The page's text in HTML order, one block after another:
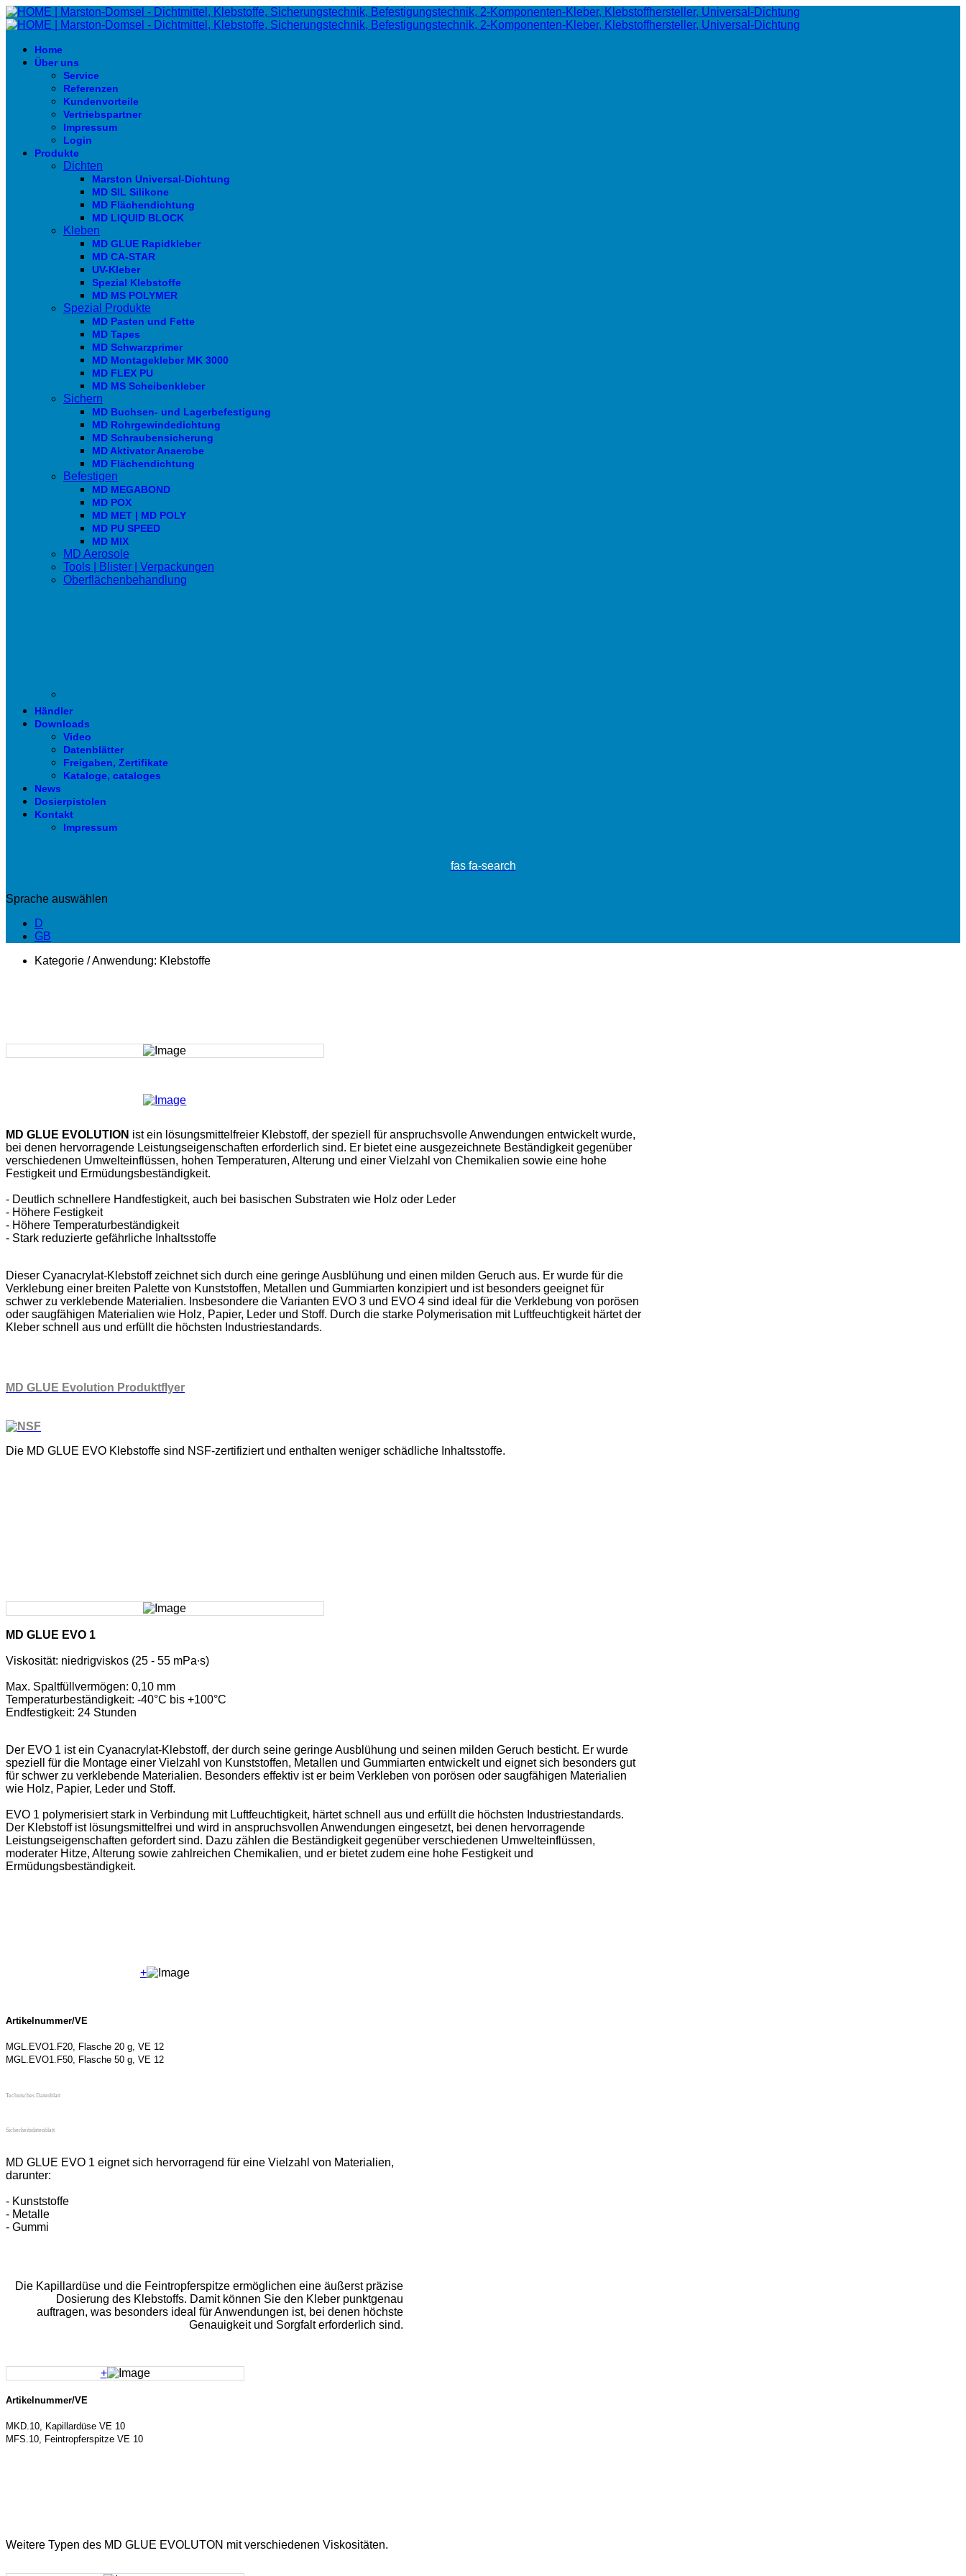
Home
Über uns
Service
Referenzen
Kundenvorteile
Vertriebspartner
Impressum
Login
Produkte
Dichten
Marston Universal-Dichtung
MD SIL Silikone
MD Flächendichtung
MD LIQUID BLOCK
Kleben
MD GLUE Rapidkleber
MD CA-STAR
UV-Kleber
Spezial Klebstoffe
MD MS POLYMER
Spezial Produkte
MD Pasten und Fette
MD Tapes
MD Schwarzprimer
MD Montagekleber MK 3000
MD FLEX PU
MD MS Scheibenkleber
Sichern
MD Buchsen- und Lagerbefestigung
MD Rohrgewindedichtung
MD Schraubensicherung
MD Aktivator Anaerobe
MD Flächendichtung
Befestigen
MD MEGABOND
MD POX
MD MET | MD POLY
MD PU SPEED
MD MIX
MD Aerosole
Tools | Blister | Verpackungen
Oberflächenbehandlung
Händler
Downloads
Video
Datenblätter
Freigaben, Zertifikate
Kataloge, cataloges
News
Dosierpistolen
Kontakt
Impressum
fas fa-search
Sprache auswählen
D
GB
Kategorie / Anwendung: Klebstoffe
MD GLUE EVOLUTION ist ein lösungsmittelfreier Klebstoff, der speziell für anspruchsvolle Anwendungen entwickelt wurde,
bei denen hervorragende Leistungseigenschaften erforderlich sind. Er bietet eine ausgezeichnete Beständigkeit gegenüber
verschiedenen Umwelteinflüssen, hohen Temperaturen, Alterung und einer Vielzahl von Chemikalien sowie eine hohe
Festigkeit und Ermüdungsbeständigkeit.
- Deutlich schnellere Handfestigkeit, auch bei basischen Substraten wie Holz oder Leder
- Höhere Festigkeit
- Höhere Temperaturbeständigkeit
- Stark reduzierte gefährliche Inhaltsstoffe
Dieser Cyanacrylat-Klebstoff zeichnet sich durch eine geringe Ausblühung und einen milden Geruch aus. Er wurde für die
Verklebung einer breiten Palette von Kunststoffen, Metallen und Gummiarten konzipiert und ist besonders geeignet für
schwer zu verklebende Materialien. Insbesondere die Varianten EVO 3 und EVO 4 sind ideal für die Verklebung von porösen
oder saugfähigen Materialien wie Holz, Papier, Leder und Stoff. Durch die starke Polymerisation mit Luftfeuchtigkeit härtet der
Kleber schnell aus und erfüllt die höchsten Industriestandards.
MD GLUE Evolution Produktflyer
Die MD GLUE EVO Klebstoffe sind NSF-zertifiziert und enthalten weniger schädliche Inhaltsstoffe.
MD GLUE EVO 1
Viskosität: niedrigviskos (25 ‐ 55 mPa∙s)
Max. Spaltfüllvermögen: 0,10 mm
Temperaturbeständigkeit: ‐40°C bis +100°C
Endfestigkeit: 24 Stunden
Der EVO 1 ist ein Cyanacrylat-Klebstoff, der durch seine geringe Ausblühung und seinen milden Geruch besticht. Er wurde
speziell für die Montage einer Vielzahl von Kunststoffen, Metallen und Gummiarten entwickelt und eignet sich besonders gut
für schwer zu verklebende Materialien. Besonders effektiv ist er beim Verkleben von porösen oder saugfähigen Materialien
wie Holz, Papier, Leder und Stoff.
EVO 1 polymerisiert stark in Verbindung mit Luftfeuchtigkeit, härtet schnell aus und erfüllt die höchsten Industriestandards.
Der Klebstoff ist lösungsmittelfrei und wird in anspruchsvollen Anwendungen eingesetzt, bei denen hervorragende
Leistungseigenschaften gefordert sind. Dazu zählen die Beständigkeit gegenüber verschiedenen Umwelteinflüssen,
moderater Hitze, Alterung sowie zahlreichen Chemikalien, und er bietet zudem eine hohe Festigkeit und
Ermüdungsbeständigkeit.
+
Artikelnummer/VE
MGL.EVO1.F20, Flasche 20 g, VE 12
MGL.EVO1.F50, Flasche 50 g, VE 12
Technisches Datenblatt
Sicherheitsdatenblatt
MD GLUE EVO 1 eignet sich hervorragend für eine Vielzahl von Materialien,
darunter:
- Kunststoffe
- Metalle
- Gummi
Die Kapillardüse und die Feintropferspitze ermöglichen eine äußerst präzise
Dosierung des Klebstoffs. Damit können Sie den Kleber punktgenau
auftragen, was besonders ideal für Anwendungen ist, bei denen höchste
Genauigkeit und Sorgfalt erforderlich sind.
+
Artikelnummer/VE
MKD.10, Kapillardüse VE 10
MFS.10, Feintropferspitze VE 10
Weitere Typen des MD GLUE EVOLUTON mit verschiedenen Viskositäten.